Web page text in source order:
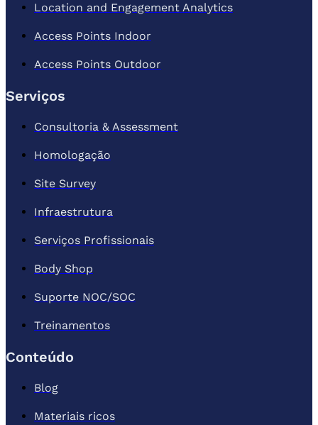
Location and Engagement Analytics
Access Points Indoor
Access Points Outdoor
Serviços
Consultoria & Assessment
Homologação
Site Survey
Infraestrutura
Serviços Profissionais
Body Shop
Suporte NOC/SOC
Treinamentos
Conteúdo
Blog
Materiais ricos